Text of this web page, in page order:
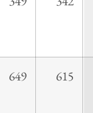
649 615